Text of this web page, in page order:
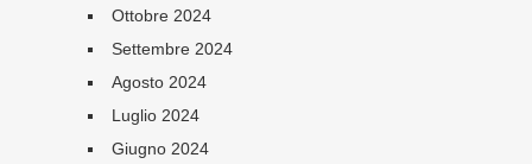
Ottobre 2024
Settembre 2024
Agosto 2024
Luglio 2024
Giugno 2024